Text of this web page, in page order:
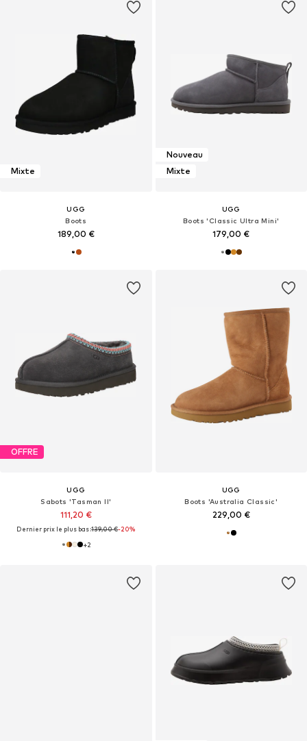
Mixte
UGG
Boots
189,00 €
Nouveau
Mixte
UGG
Boots 'Classic Ultra Mini'
179,00 €
OFFRE
UGG
Sabots 'Tasman II'
111,20 €
Dernier prix le plus bas :139,00 €-20%
+2
UGG
Boots 'Australia Classic'
229,00 €